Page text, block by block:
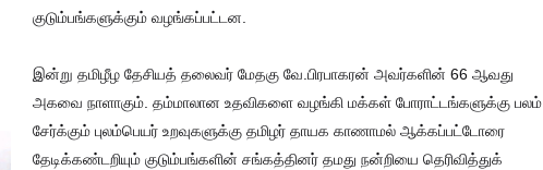
குடும்பங்களுக்கும் வழங்கப்பட்டன.
இன்று தமிழீழ தேசியத் தலைவர் மேதகு வே.பிரபாகரன் அவர்களின் 66 ஆவது
அகவை நாளாகும். தம்மாலான உதவிகளை வழங்கி மக்கள் போராட்டங்களுக்கு பலம்
சேர்க்கும் புலம்பெயர் உறவுகளுக்கு தமிழர் தாயக காணாமல் ஆக்கப்பட்டோரை
தேடிக்கண்டறியும் குடும்பங்களின் சங்கத்தினர் தமது நன்றியை தெரிவித்துக்